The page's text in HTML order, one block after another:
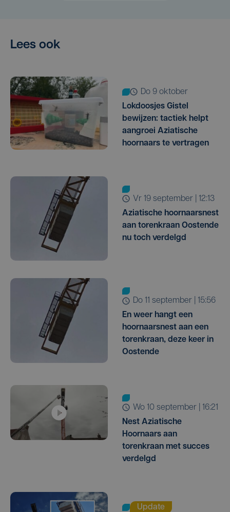
Lees ook
do 9 oktober
Lokdoosjes Gistel
bewijzen: tactiek helpt
aangroei Aziatische
hoornaars te vertragen
vr 19 september | 12:13
Aziatische hoornaarsnest
aan torenkraan Oostende
nu toch verdelgd
do 11 september | 15:56
En weer hangt een
hoornaarsnest aan een
torenkraan, deze keer in
Oostende
wo 10 september | 16:21
Nest Aziatische
Hoornaars aan
torenkraan met succes
verdelgd
Update